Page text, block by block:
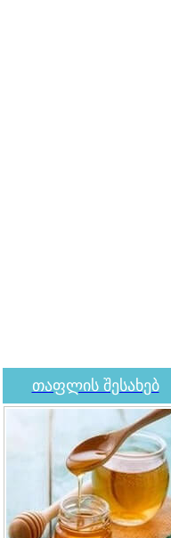
თაფლის შესახებ